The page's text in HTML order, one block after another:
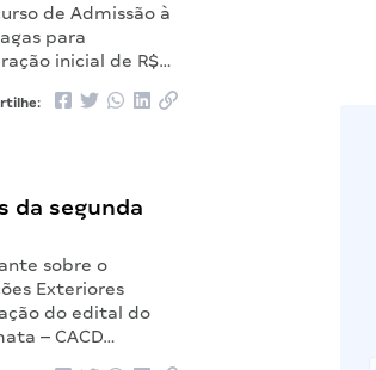
de Admissão à
para
inicial de R$…
da segunda
sobre o
Exteriores
do edital do
– CACD…